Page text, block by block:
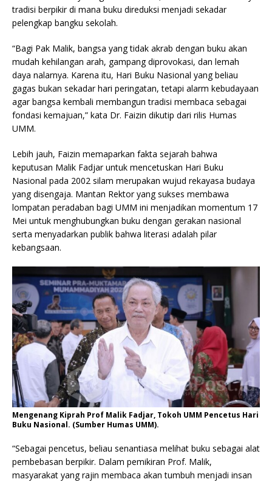
tradisi berpikir di mana buku direduksi menjadi sekadar
pelengkap bangku sekolah.
“Bagi Pak Malik, bangsa yang tidak akrab dengan buku akan
mudah kehilangan arah, gampang diprovokasi, dan lemah
daya nalarnya. Karena itu, Hari Buku Nasional yang beliau
gagas bukan sekadar hari peringatan, tetapi alarm kebudayaan
agar bangsa kembali membangun tradisi membaca sebagai
fondasi kemajuan,” kata Dr. Faizin dikutip dari rilis Humas
UMM.
Lebih jauh, Faizin memaparkan fakta sejarah bahwa
keputusan Malik Fadjar untuk mencetuskan Hari Buku
Nasional pada 2002 silam merupakan wujud rekayasa budaya
yang disengaja. Mantan Rektor yang sukses membawa
lompatan peradaban bagi UMM ini menjadikan momentum 17
Mei untuk menghubungkan buku dengan gerakan nasional
serta menyadarkan publik bahwa literasi adalah pilar
kebangsaan.
Mengenang Kiprah Prof Malik Fadjar, Tokoh UMM Pencetus Hari
Buku Nasional. (Sumber Humas UMM).
“Sebagai pencetus, beliau senantiasa melihat buku sebagai alat
pembebasan berpikir. Dalam pemikiran Prof. Malik,
masyarakat yang rajin membaca akan tumbuh menjadi insan